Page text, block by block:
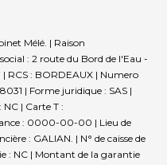
Mélé. | Raison
: 2 route du Bord de l'Eau -
RCS : BORDEAUX | Numero
| Forme juridique : SAS |
NC | Carte T :
: 0000-00-00 | Lieu de
: GALIAN. | N° de caisse de
: NC | Montant de la garantie